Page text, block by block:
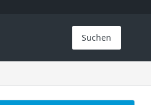
Suchen